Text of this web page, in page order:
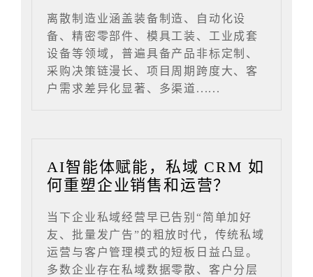
离散制造业涵盖装备制造、自动化设
备、精密零部件、模具工装、工业成套
设备等领域，普遍具备产品非标定制、
采购决策链漫长、项目周期跨度大、客
户需求差异化显著、多渠道......
AI智能体赋能，私域 CRM 如
何重塑企业销售和运营？
当下企业私域经营早已告别“简单加好
友、批量发广告”的粗放时代，传统私域
运营与客户管理模式的短板日益凸显。
多数企业存在私域数据零散、客户分层